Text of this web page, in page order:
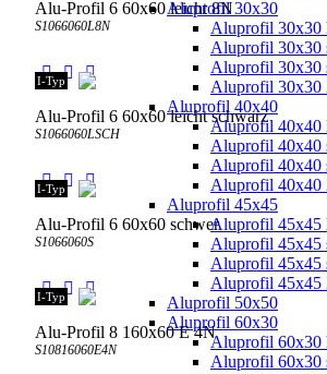
Aluprofil 30x30
Aluprofil 30x30
Aluprofil 30x30
Aluprofil 30x30
Aluprofil 30x30
Aluprofil 40x40
Aluprofil 40x40
Aluprofil 40x40
Aluprofil 40x40
Aluprofil 40x40
Aluprofil 45x45
Aluprofil 45x45
Aluprofil 45x45
Aluprofil 45x45
Aluprofil 45x45
Aluprofil 50x50
Aluprofil 60x30
Aluprofil 60x30
Aluprofil 60x30
Alu-Profil 6 60x60 leicht 8N
S1066060L8N
Alu-Profil 6 60x60 leicht schwarz
S1066060LSCH
I-Typ
Alu-Profil 6 60x60 schwer
S1066060S
I-Typ
Alu-Profil 8 160x60 E 4N
S10816060E4N
I-Typ